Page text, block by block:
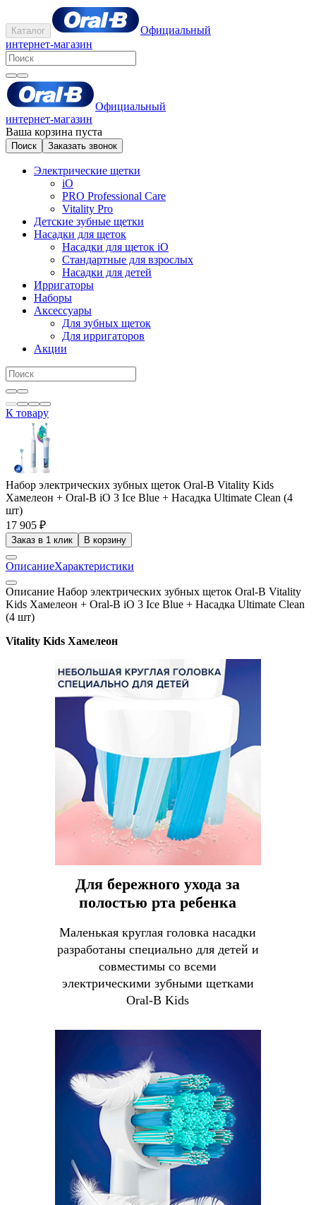
Каталог
Официальный
интернет-магазин
Официальный
интернет-магазин
Ваша корзина пуста
Поиск Заказать звонок
Электрические щетки
iO
PRO Professional Care
Vitality Pro
Детские зубные щетки
Насадки для щеток
Насадки для щеток iO
Стандартные для взрослых
Насадки для детей
Ирригаторы
Наборы
Аксессуары
Для зубных щеток
Для ирригаторов
Акции
К товару
Набор электрических зубных щеток Oral-B Vitality Kids
Хамелеон + Oral-B iO 3 Ice Blue + Насадка Ultimate Clean (4
шт)
17 905 ₽
Заказ в 1 клик В корзину
ОписаниеХарактеристики
Описание Набор электрических зубных щеток Oral-B Vitality
Kids Хамелеон + Oral-B iO 3 Ice Blue + Насадка Ultimate Clean
(4 шт)
Vitality Kids Хамелеон
Для бережного ухода за
полостью рта ребенка
Маленькая круглая головка насадки
разработаны специально для детей и
совместимы со всеми
электрическими зубными щетками
Oral-B Kids